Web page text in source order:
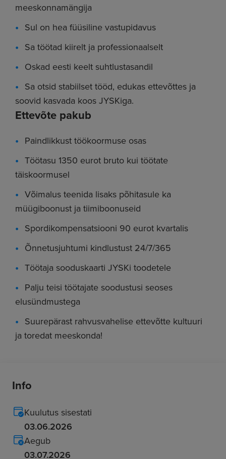
meeskonnamängija
Sul on hea füüsiline vastupidavus
Sa töötad kiirelt ja professionaalselt
Oskad eesti keelt suhtlustasandil
Sa otsid stabiilset tööd, edukas ettevõttes ja
soovid kasvada koos JYSKiga.
Ettevõte pakub
Paindlikkust töökoormuse osas
Töötasu 1350 eurot bruto kui töötate
täiskoormusel
Võimalus teenida lisaks põhitasule ka
müügiboonust ja tiimiboonuseid
Spordikompensatsiooni 90 eurot kvartalis
Õnnetusjuhtumi kindlustust 24/7/365
Töötaja sooduskaarti JYSKi toodetele
Palju teisi töötajate soodustusi seoses
elusündmustega
Suurepärast rahvusvahelise ettevõtte kultuuri
ja toredat meeskonda!
Info
Kuulutus sisestati
03.06.2026
Aegub
03.07.2026